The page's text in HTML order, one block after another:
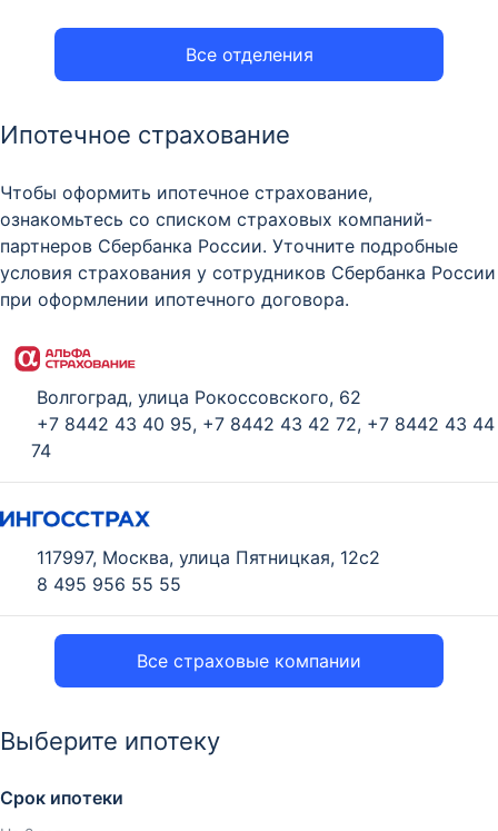
Все отделения
Ипотечное страхование
Все страховые компании
Чтобы оформить ипотечное страхование,
ознакомьтесь со списком страховых компаний-
партнеров Сбербанка России. Уточните подробные
условия страхования у сотрудников Сбербанка России
при оформлении ипотечного договора.
Волгоград, улица Рокоссовского, 62
+7 8442 43 40 95, +7 8442 43 42 72, +7 8442 43 44
74
117997, Москва, улица Пятницкая, 12с2
8 495 956 55 55
Выберите ипотеку
Срок ипотеки